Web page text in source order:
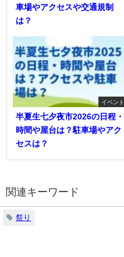
車場やアクセスや交通規制
は？
イベント
半夏生七夕夜市2026の日程・
時間や屋台は？駐車場やアク
セスは？
関連キーワード
祭り